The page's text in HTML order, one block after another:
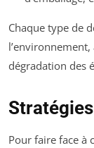
Chaque type de
dégradation des
Pour faire face à